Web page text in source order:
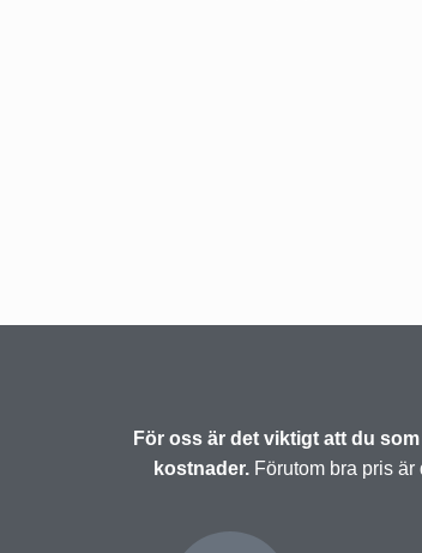
För oss är det viktigt att du
kostnader. Förutom bra pris